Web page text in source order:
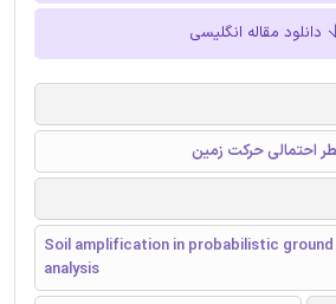
دانلود مقاله انگلیسی
احتمالی حرکت زمین
Soil amplification in probabilistic
analysis